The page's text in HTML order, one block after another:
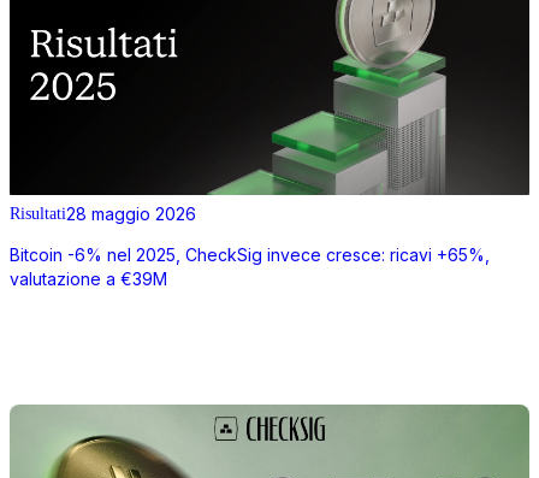
Risultati28 maggio 2026
Bitcoin -6% nel 2025, CheckSig invece cresce: ricavi +65%,
valutazione a €39M